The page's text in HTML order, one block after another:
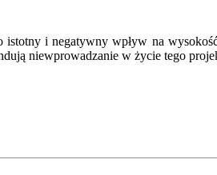
i negatywny wpływ na
niewprowadzanie w życie tego